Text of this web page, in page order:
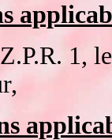
1,